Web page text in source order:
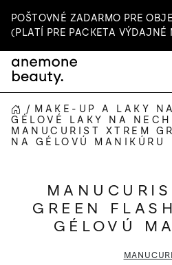
na
obsah
POŠTOVNÉ ZADARMO PRE
(PLATÍ PRE PACKETA VÝDAJNÉ
DOMOV
/ MAKE-UP A LAKY
GÉLOVÉ LAKY NA
MANUCURIST XTREM
NA GÉLOVÚ MANIKÚRU
GREEN
GÉLOVÚ